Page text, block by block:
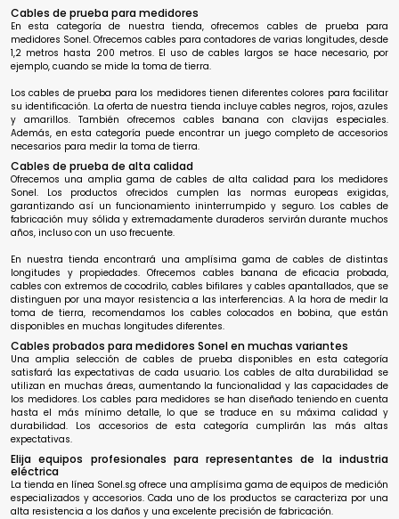
Cables de prueba para medidores
En esta categoría de nuestra tienda, ofrecemos cables de prueba para
medidores Sonel. Ofrecemos cables para contadores de varias longitudes, desde
1,2 metros hasta 200 metros. El uso de cables largos se hace necesario, por
ejemplo, cuando se mide la toma de tierra.
Los cables de prueba para los medidores tienen diferentes colores para facilitar
su identificación. La oferta de nuestra tienda incluye cables negros, rojos, azules
y amarillos. También ofrecemos cables banana con clavijas especiales.
Además, en esta categoría puede encontrar un juego completo de accesorios
necesarios para medir la toma de tierra.
Cables de prueba de alta calidad
Ofrecemos una amplia gama de cables de alta calidad para los medidores
Sonel. Los productos ofrecidos cumplen las normas europeas exigidas,
garantizando así un funcionamiento ininterrumpido y seguro. Los cables de
fabricación muy sólida y extremadamente duraderos servirán durante muchos
años, incluso con un uso frecuente.
En nuestra tienda encontrará una amplísima gama de cables de distintas
longitudes y propiedades. Ofrecemos cables banana de eficacia probada,
cables con extremos de cocodrilo, cables bifilares y cables apantallados, que se
distinguen por una mayor resistencia a las interferencias. A la hora de medir la
toma de tierra, recomendamos los cables colocados en bobina, que están
disponibles en muchas longitudes diferentes.
Cables probados para medidores Sonel en muchas variantes
Una amplia selección de cables de prueba disponibles en esta categoría
satisfará las expectativas de cada usuario. Los cables de alta durabilidad se
utilizan en muchas áreas, aumentando la funcionalidad y las capacidades de
los medidores. Los cables para medidores se han diseñado teniendo en cuenta
hasta el más mínimo detalle, lo que se traduce en su máxima calidad y
durabilidad. Los accesorios de esta categoría cumplirán las más altas
expectativas.
Elija equipos profesionales para representantes de la industria
eléctrica
La tienda en línea Sonel.sg ofrece una amplísima gama de equipos de medición
especializados y accesorios. Cada uno de los productos se caracteriza por una
alta resistencia a los daños y una excelente precisión de fabricación.